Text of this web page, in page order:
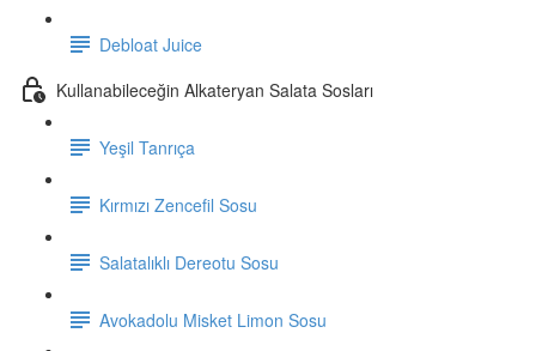
Debloat Juice
Kullanabileceğin Alkateryan Salata Sosları
Yeşil Tanrıça
Kırmızı Zencefil Sosu
Salatalıklı Dereotu Sosu
Avokadolu Misket Limon Sosu